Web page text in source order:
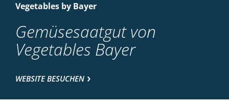
Vegetables by Bayer
Gemüsesaatgut von
Vegetables Bayer
WEBSITE BESUCHEN